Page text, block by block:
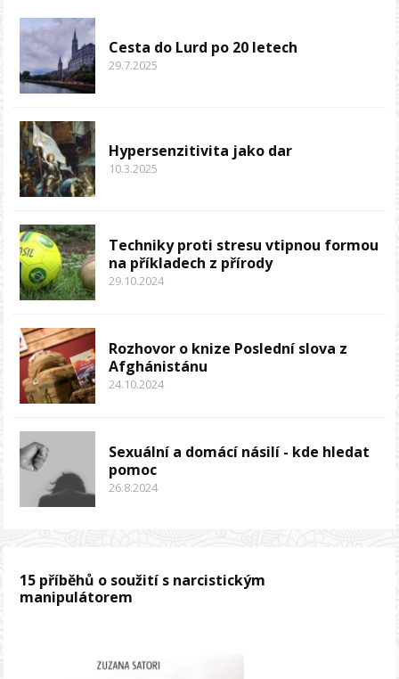
Cesta do Lurd po 20 letech
29.7.2025
Hypersenzitivita jako dar
10.3.2025
Techniky proti stresu vtipnou formou
na příkladech z přírody
29.10.2024
Rozhovor o knize Poslední slova z
Afghánistánu
24.10.2024
Sexuální a domácí násilí - kde hledat
pomoc
26.8.2024
15 příběhů o soužití s narcistickým
manipulátorem